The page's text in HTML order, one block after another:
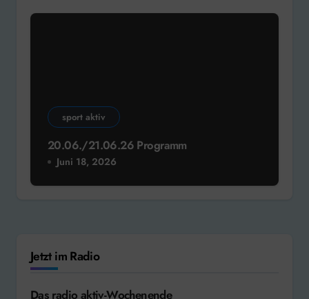
sport aktiv
20.06./21.06.26 Programm
Juni 18, 2026
Jetzt im Radio
Das radio aktiv-Wochenende